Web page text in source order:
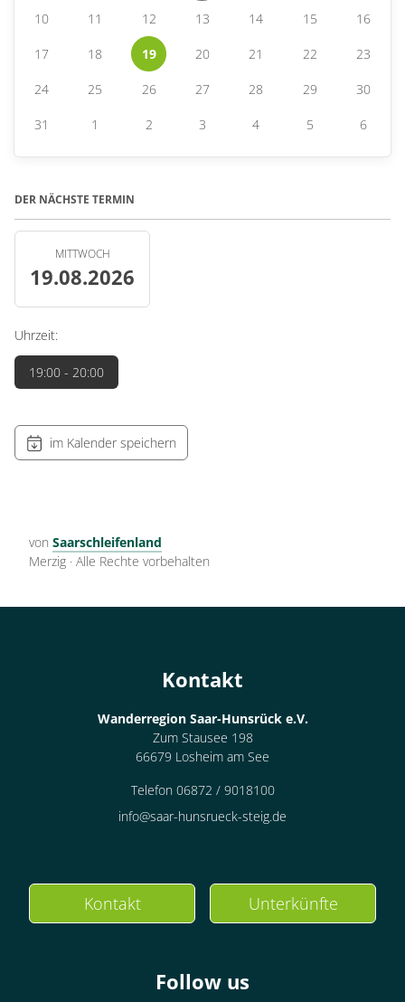
10 11 12 13 14 15 16
17 18 19 20 21 22 23
24 25 26 27 28 29 30
31 1 2 3 4 5 6
DER NÄCHSTE TERMIN
MITTWOCH
19.08.2026
Uhrzeit:
19:00 - 20:00
im Kalender speichern
von Saarschleifenland
Merzig · Alle Rechte vorbehalten
Kontakt
Wanderregion Saar-Hunsrück e.V.
Zum Stausee 198
66679 Losheim am See
Telefon 06872 / 9018100
info@saar-hunsrueck-steig.de
Kontakt Unterkünfte
Follow us